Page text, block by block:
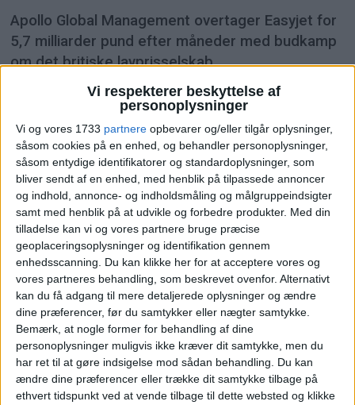
Vi respekterer beskyttelse af
personoplysninger
Vi og vores 1733 partnere opbevarer og/eller tilgår oplysninger,
såsom cookies på en enhed, og behandler personoplysninger,
såsom entydige identifikatorer og standardoplysninger, som
bliver sendt af en enhed, med henblik på tilpassede annoncer
og indhold, annonce- og indholdsmåling og målgruppeindsigter
samt med henblik på at udvikle og forbedre produkter. Med din
tilladelse kan vi og vores partnere bruge præcise
geoplaceringsoplysninger og identifikation gennem
enhedsscanning. Du kan klikke her for at acceptere vores og
vores partneres behandling, som beskrevet ovenfor. Alternativt
kan du få adgang til mere detaljerede oplysninger og ændre
dine præferencer, før du samtykker eller nægter samtykke.
Bemærk, at nogle former for behandling af dine
personoplysninger muligvis ikke kræver dit samtykke, men du
har ret til at gøre indsigelse mod sådan behandling.
Du kan
ændre dine præferencer eller trække dit samtykke tilbage på
ethvert tidspunkt ved at vende tilbage til dette websted og klikke
Apollo Global Management overtager Easyjet for
5,7 milliarder pund efter måneder med budkamp
om det britiske lavprisselskab.
Her kan du opleve total
solformørkelse
Atlanta er stadig verdens
travleste lufthavn
PREMIUM